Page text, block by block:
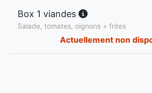
Box 1 viandes
Salade, tomates, oignons + frites
Actuellement non